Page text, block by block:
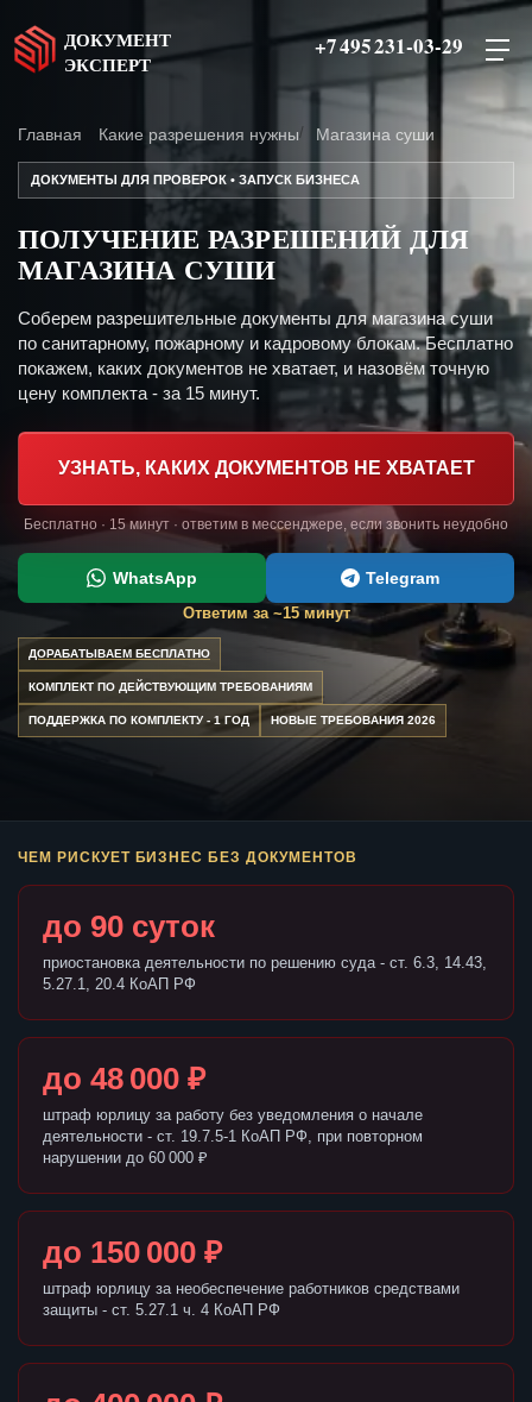
ДОКУМЕНТ
ЭКСПЕРТ
+7 495 231-03-29
Главная Какие разрешения нужны Магазина суши
ДОКУМЕНТЫ ДЛЯ ПРОВЕРОК • ЗАПУСК БИЗНЕСА
ПОЛУЧЕНИЕ РАЗРЕШЕНИЙ ДЛЯ
МАГАЗИНА СУШИ
Соберем разрешительные документы для магазина суши
по санитарному, пожарному и кадровому блокам. Бесплатно
покажем, каких документов не хватает, и назовём точную
цену комплекта - за 15 минут.
УЗНАТЬ, КАКИХ ДОКУМЕНТОВ НЕ ХВАТАЕТ
Бесплатно · 15 минут · ответим в мессенджере, если звонить неудобно
WhatsApp Telegram
Ответим за ~15 минут
ДОРАБАТЫВАЕМ БЕСПЛАТНО
КОМПЛЕКТ ПО ДЕЙСТВУЮЩИМ ТРЕБОВАНИЯМ
ПОДДЕРЖКА ПО КОМПЛЕКТУ - 1 ГОД НОВЫЕ ТРЕБОВАНИЯ 2026
ЧЕМ РИСКУЕТ БИЗНЕС БЕЗ ДОКУМЕНТОВ
до 90 суток
приостановка деятельности по решению суда - ст. 6.3, 14.43,
5.27.1, 20.4 КоАП РФ
до 48 000 ₽
штраф юрлицу за работу без уведомления о начале
деятельности - ст. 19.7.5-1 КоАП РФ, при повторном
нарушении до 60 000 ₽
до 150 000 ₽
штраф юрлицу за необеспечение работников средствами
защиты - ст. 5.27.1 ч. 4 КоАП РФ